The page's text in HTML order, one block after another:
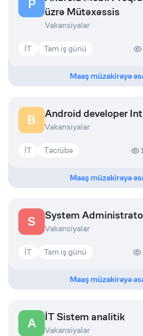
P
üzrə Mütəxəssis
Vakansiyalar
İT Tam iş günü
Maaş müzakirəyə
B Android developer
Vakansiyalar
İT Təcrübə
Maaş müzakirəyə
S System
Vakansiyalar
İT Tam iş günü
Maaş müzakirəyə
A İT Sistem analitik
Vakansiyalar